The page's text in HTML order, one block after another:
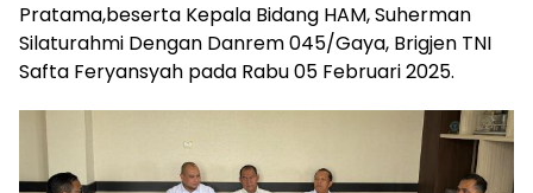
Pratama,beserta Kepala Bidang HAM, Suherman
Silaturahmi Dengan Danrem 045/Gaya, Brigjen TNI
Safta Feryansyah pada Rabu 05 Februari 2025.